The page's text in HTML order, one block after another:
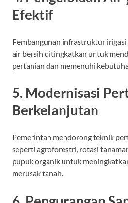
Efektif
Pembangunan infrastruktur irigasi
air bersih ditingkatkan untuk
pertanian dan memenuhi
5. Modernisasi
Berkelanjutan
Pemerintah mendorong teknik
seperti agroforestri, rotasi
pupuk organik untuk
merusak tanah.